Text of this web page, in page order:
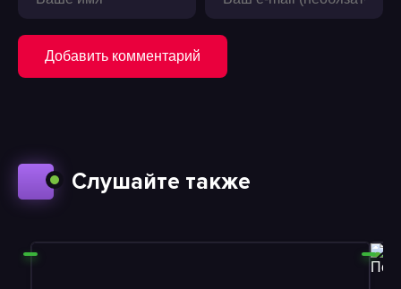
Добавить комментарий
Слушайте также